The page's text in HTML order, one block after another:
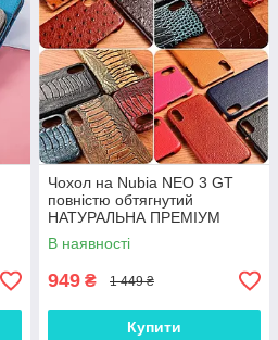
Чохол на Nubia NEO 3 GT
повністю обтягнутий
НАТУРАЛЬНА ПРЕМІУМ
ШКІРА накладка бампер
"SIGNATURE"
В наявності
949 ₴ 1 449 ₴
Купити